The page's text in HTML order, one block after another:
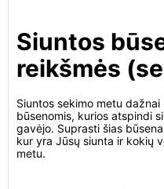
Siuntos
reikšmės
Siuntos sekimo metu
būsenomis, kurios atspindi
gavėjo. Suprasti šias
kur yra Jūsų siunta ir kokių
metu.